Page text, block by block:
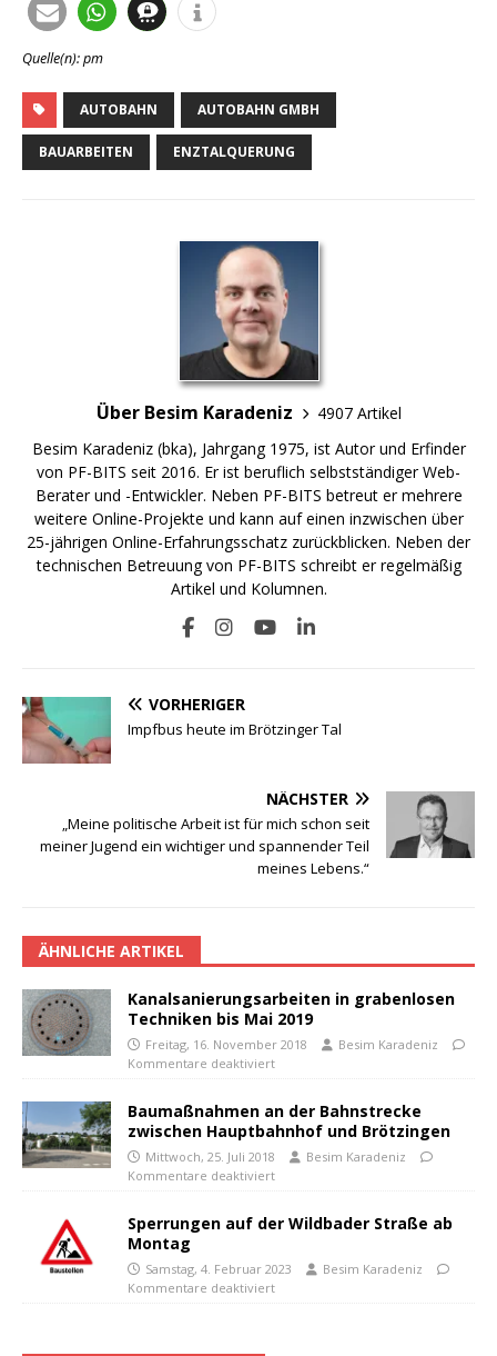
Quelle(n): pm
AUTOBAHN AUTOBAHN GMBH
BAUARBEITEN ENZTALQUERUNG
Über Besim Karadeniz
4907 Artikel
Besim Karadeniz (bka), Jahrgang 1975, ist Autor und Erfinder
von PF-BITS seit 2016. Er ist beruflich selbstständiger Web-
Berater und -Entwickler. Neben PF-BITS betreut er mehrere
weitere Online-Projekte und kann auf einen inzwischen über
25-jährigen Online-Erfahrungsschatz zurückblicken. Neben der
technischen Betreuung von PF-BITS schreibt er regelmäßig
Artikel und Kolumnen.
VORHERIGER
Impfbus heute im Brötzinger Tal
NÄCHSTER
„Meine politische Arbeit ist für mich schon seit
meiner Jugend ein wichtiger und spannender Teil
meines Lebens.“
ÄHNLICHE ARTIKEL
Kanalsanierungsarbeiten in grabenlosen
Techniken bis Mai 2019
Freitag, 16. November 2018
Besim Karadeniz
Kommentare deaktiviert
Baumaßnahmen an der Bahnstrecke
zwischen Hauptbahnhof und Brötzingen
Mittwoch, 25. Juli 2018
Besim Karadeniz
Kommentare deaktiviert
Sperrungen auf der Wildbader Straße ab
Montag
Samstag, 4. Februar 2023
Besim Karadeniz
Kommentare deaktiviert